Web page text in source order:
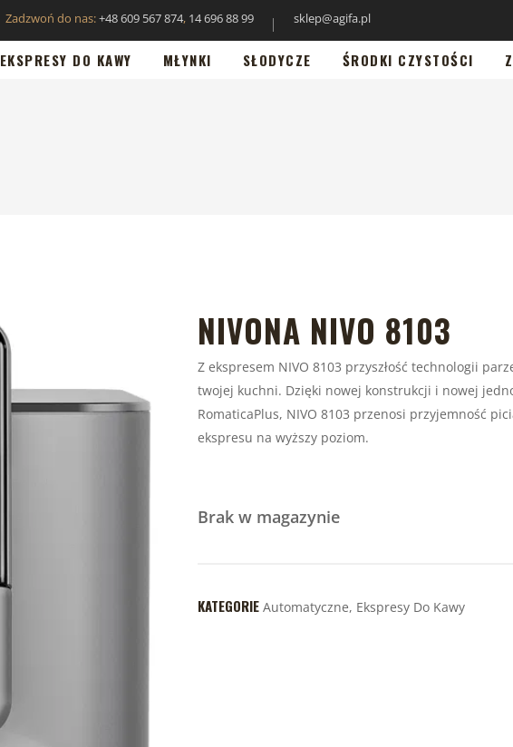
Zadzwoń do nas:+48 609 567 874, 14 696 88 99 sklep@agifa.pl
EKSPRESY DO KAWY MŁYNKI SŁODYCZE ŚRODKI CZYSTOŚCI
NIVONA NIVO 8103
Z ekspresem NIVO 8103 przyszłość technologii
twojej kuchni. Dzięki nowej konstrukcji i nowej
RomaticaPlus, NIVO 8103 przenosi przyjemność
ekspresu na wyższy poziom.
Brak w magazynie
KATEGORIE Automatyczne, Ekspresy Do Kawy